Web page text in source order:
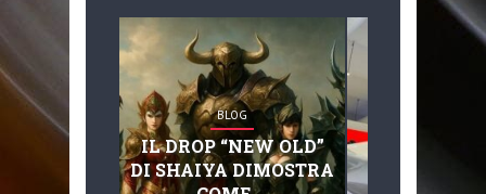
BLOG
IL DROP “NEW OLD”
DI SHAIYA DIMOSTRA